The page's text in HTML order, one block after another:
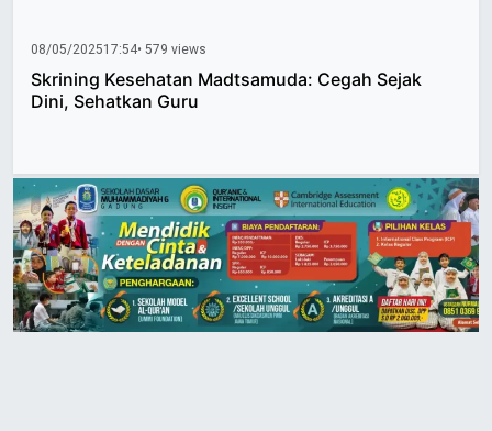
08/05/202517:54• 579 views
Skrining Kesehatan Madtsamuda: Cegah Sejak
Dini, Sehatkan Guru